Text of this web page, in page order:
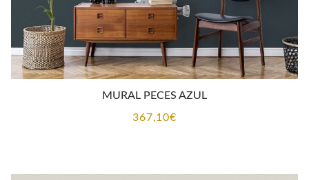
MURAL PECES AZUL
367,10€